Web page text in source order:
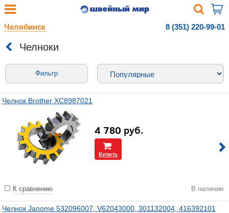
Челябинск 8 (351) 220-99-01
Челноки
Фильтр
Челнок Brother XC8987021
4 780 руб.
Купить
К сравнению В наличии
Челнок Janome 532096007, V62043000, 301132004, 416392101